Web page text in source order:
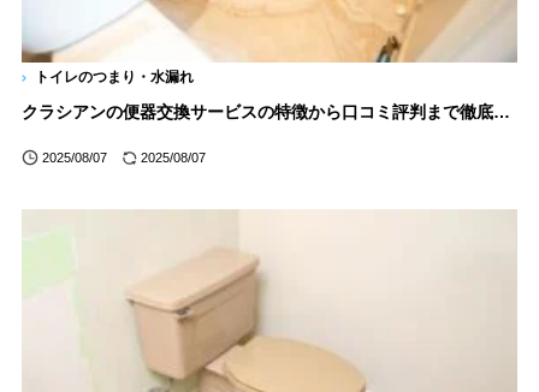
トイレのつまり・水漏れ
クラシアンの便器交換サービスの特徴から口コミ評判まで徹底解説
2025/08/07 2025/08/07